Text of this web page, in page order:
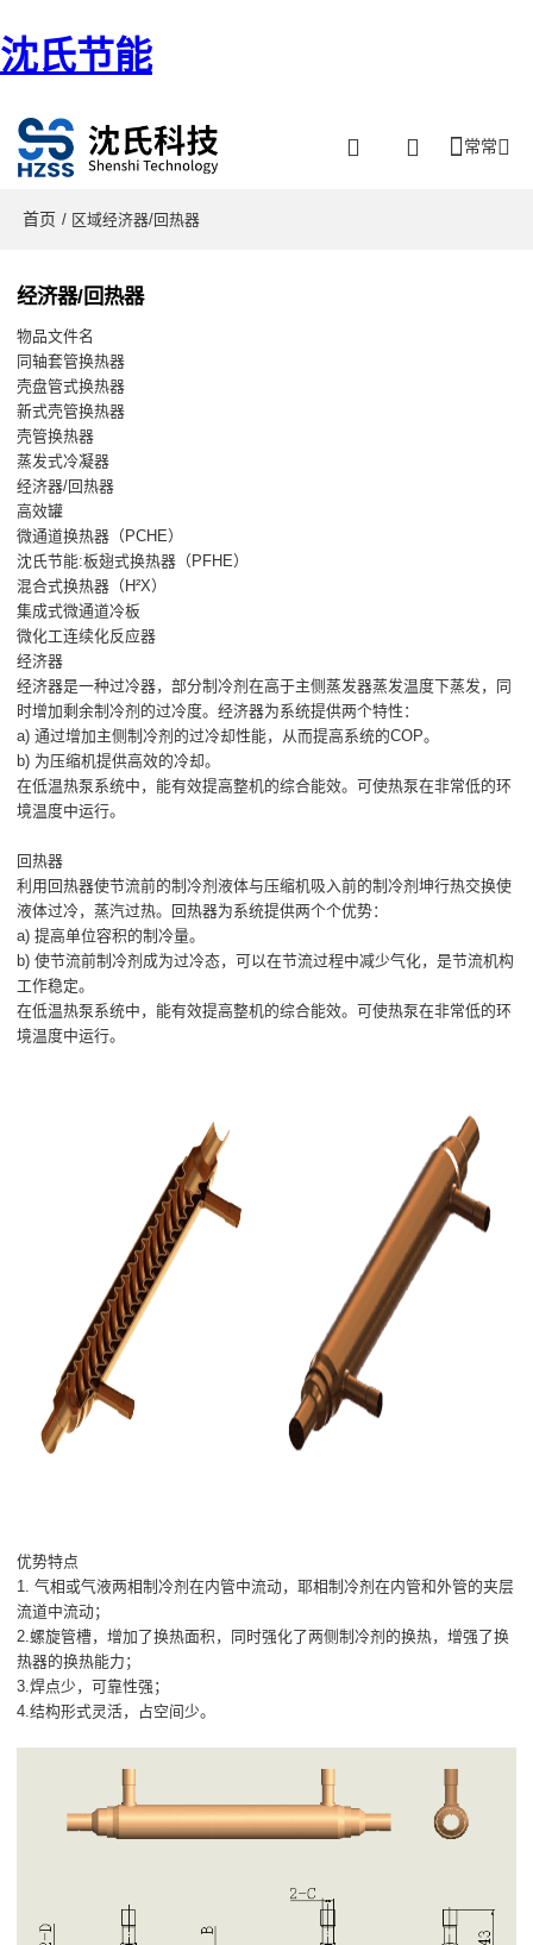
沈氏节能
常常
首页 / 区域经济器/回热器
经济器/回热器
物品文件名
同轴套管换热器
壳盘管式换热器
新式壳管换热器
壳管换热器
蒸发式冷凝器
经济器/回热器
高效罐
微通道换热器（PCHE）
沈氏节能:板翅式换热器（PFHE）
混合式换热器（H²X）
集成式微通道冷板
微化工连续化反应器
经济器
经济器是一种过冷器，部分制冷剂在高于主侧蒸发器蒸发温度下蒸发，同
时增加剩余制冷剂的过冷度。经济器为系统提供两个特性：
a) 通过增加主侧制冷剂的过冷却性能，从而提高系统的COP。
b) 为压缩机提供高效的冷却。
在低温热泵系统中，能有效提高整机的综合能效。可使热泵在非常低的环
境温度中运行。
回热器
利用回热器使节流前的制冷剂液体与压缩机吸入前的制冷剂坤行热交换使
液体过冷，蒸汽过热。回热器为系统提供两个个优势：
a) 提高单位容积的制冷量。
b) 使节流前制冷剂成为过冷态，可以在节流过程中减少气化，是节流机构
工作稳定。
在低温热泵系统中，能有效提高整机的综合能效。可使热泵在非常低的环
境温度中运行。
优势特点
1. 气相或气液两相制冷剂在内管中流动，耶相制冷剂在内管和外管的夹层
流道中流动；
2.螺旋管槽，增加了换热面积，同时强化了两侧制冷剂的换热，增强了换
热器的换热能力；
3.焊点少，可靠性强；
4.结构形式灵活，占空间少。